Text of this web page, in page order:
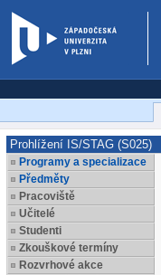
Prohlížení IS/STAG (S025)
Programy a specializace
Předměty
Pracoviště
Učitelé
Studenti
Zkouškové termíny
Rozvrhové akce